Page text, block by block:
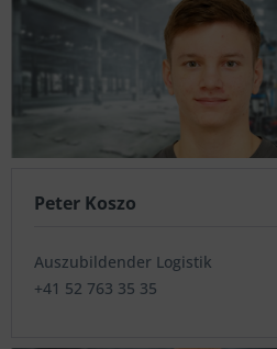
Peter Koszo
Auszubildender Logistik
+41 52 763 35 35